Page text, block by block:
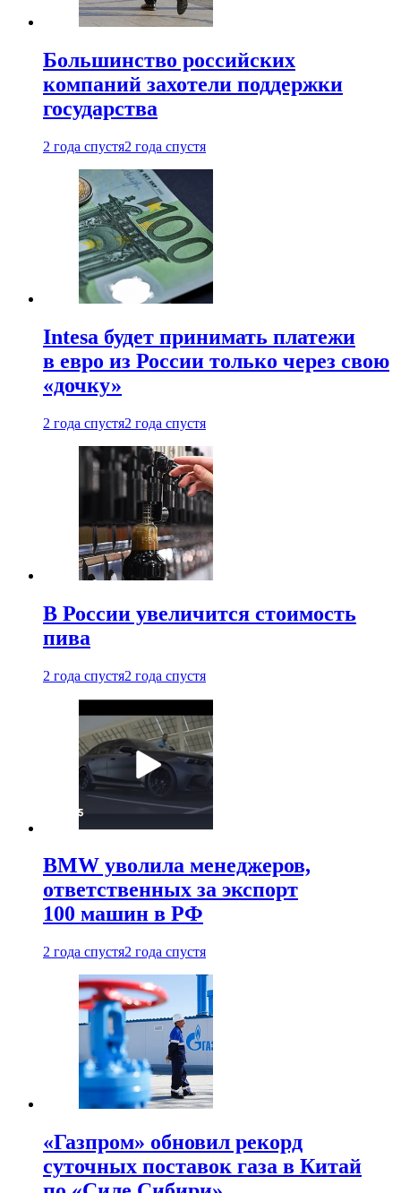
Большинство российских
компаний захотели поддержки
государства
2 года спустя2 года спустя
Intesa будет принимать платежи
в евро из России только через свою
«дочку»
2 года спустя2 года спустя
В России увеличится стоимость
пива
2 года спустя2 года спустя
BMW уволила менеджеров,
ответственных за экспорт
100 машин в РФ
2 года спустя2 года спустя
«Газпром» обновил рекорд
суточных поставок газа в Китай